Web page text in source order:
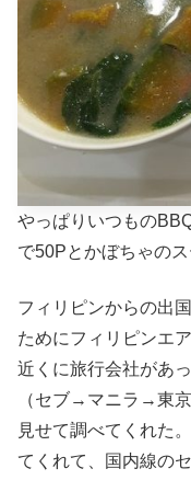
やっぱりいつもの
で50Pとかぼちゃの
フィリピンからの出
ためにフィリピンエ
近くに旅行会社があ
（セブ→マニラ→東
見せて調べてくれた
てくれて、国内線の